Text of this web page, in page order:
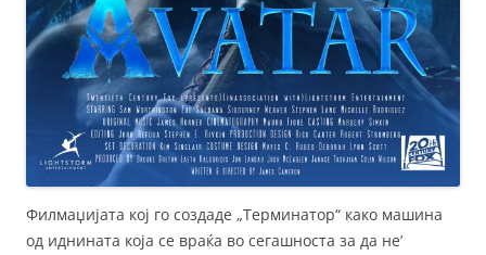
Филмаџијата кој го создаде „Терминатор“ како машина
од иднината која се враќа во сегашноста за да не’